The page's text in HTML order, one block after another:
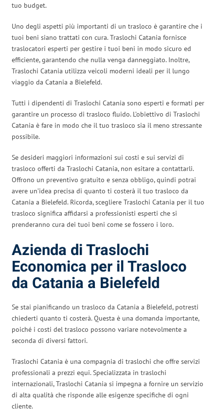
tuo budget.
Uno degli aspetti più importanti di un trasloco è garantire che i
tuoi beni siano trattati con cura. Traslochi Catania fornisce
traslocatori esperti per gestire i tuoi beni in modo sicuro ed
efficiente, garantendo che nulla venga danneggiato. Inoltre,
Traslochi Catania utilizza veicoli moderni ideali per il lungo
viaggio da Catania a Bielefeld.
Tutti i dipendenti di Traslochi Catania sono esperti e formati per
garantire un processo di trasloco fluido. L’obiettivo di Traslochi
Catania è fare in modo che il tuo trasloco sia il meno stressante
possibile.
Se desideri maggiori informazioni sui costi e sui servizi di
trasloco offerti da Traslochi Catania, non esitare a contattarli.
Offrono un preventivo gratuito e senza obbligo, quindi potrai
avere un’idea precisa di quanto ti costerà il tuo trasloco da
Catania a Bielefeld. Ricorda, scegliere Traslochi Catania per il tuo
trasloco significa affidarsi a professionisti esperti che si
prenderanno cura dei tuoi beni come se fossero i loro.
Azienda di Traslochi
Economica per il Trasloco
da Catania a Bielefeld
Se stai pianificando un trasloco da Catania a Bielefeld, potresti
chiederti quanto ti costerà. Questa è una domanda importante,
poiché i costi del trasloco possono variare notevolmente a
seconda di diversi fattori.
Traslochi Catania è una compagnia di traslochi che offre servizi
professionali a prezzi equi. Specializzata in traslochi
internazionali, Traslochi Catania si impegna a fornire un servizio
di alta qualità che risponde alle esigenze specifiche di ogni
cliente.